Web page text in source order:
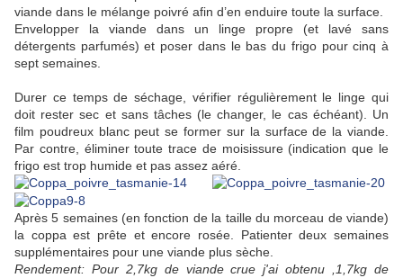
viande dans le mélange poivré afin d’en enduire toute la surface.
Envelopper la viande dans un linge propre (et lavé sans
détergents parfumés) et poser dans le bas du frigo pour cinq à
sept semaines.
Durer ce temps de séchage, vérifier régulièrement le linge qui
doit rester sec et sans tâches (le changer, le cas échéant). Un
film poudreux blanc peut se former sur la surface de la viande.
Par contre, éliminer toute trace de moisissure (indication que le
frigo est trop humide et pas assez aéré.
Après 5 semaines (en fonction de la taille du morceau de viande)
la coppa est prête et encore rosée. Patienter deux semaines
supplémentaires pour une viande plus sèche.
Rendement: Pour 2,7kg de viande crue j'ai obtenu ,1,7kg de